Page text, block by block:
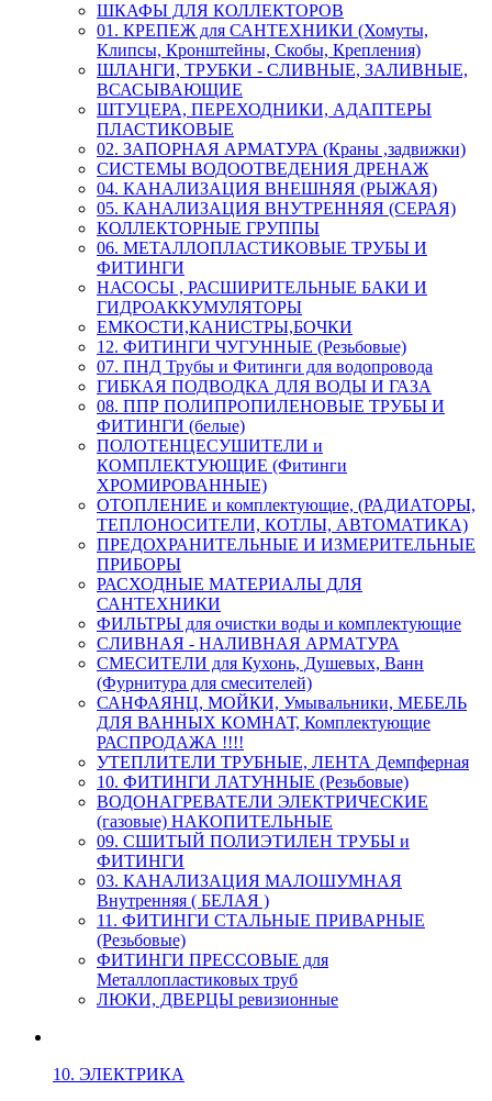
ШКАФЫ ДЛЯ КОЛЛЕКТОРОВ
01. КРЕПЕЖ для САНТЕХНИКИ (Хомуты,
Клипсы, Кронштейны, Скобы, Крепления)
ШЛАНГИ, ТРУБКИ - СЛИВНЫЕ, ЗАЛИВНЫЕ,
ВСАСЫВАЮЩИЕ
ШТУЦЕРА, ПЕРЕХОДНИКИ, АДАПТЕРЫ
ПЛАСТИКОВЫЕ
02. ЗАПОРНАЯ АРМАТУРА (Краны ,задвижки)
СИСТЕМЫ ВОДООТВЕДЕНИЯ ДРЕНАЖ
04. КАНАЛИЗАЦИЯ ВНЕШНЯЯ (РЫЖАЯ)
05. КАНАЛИЗАЦИЯ ВНУТРЕННЯЯ (СЕРАЯ)
КОЛЛЕКТОРНЫЕ ГРУППЫ
06. МЕТАЛЛОПЛАСТИКОВЫЕ ТРУБЫ И
ФИТИНГИ
НАСОСЫ , РАСШИРИТЕЛЬНЫЕ БАКИ И
ГИДРОАККУМУЛЯТОРЫ
ЕМКОСТИ,КАНИСТРЫ,БОЧКИ
12. ФИТИНГИ ЧУГУННЫЕ (Резьбовые)
07. ПНД Трубы и Фитинги для водопровода
ГИБКАЯ ПОДВОДКА ДЛЯ ВОДЫ И ГАЗА
08. ППР ПОЛИПРОПИЛЕНОВЫЕ ТРУБЫ И
ФИТИНГИ (белые)
ПОЛОТЕНЦЕСУШИТЕЛИ и
КОМПЛЕКТУЮЩИЕ (Фитинги
ХРОМИРОВАННЫЕ)
ОТОПЛЕНИЕ и комплектующие, (РАДИАТОРЫ,
ТЕПЛОНОСИТЕЛИ, КОТЛЫ, АВТОМАТИКА)
ПРЕДОХРАНИТЕЛЬНЫЕ И ИЗМЕРИТЕЛЬНЫЕ
ПРИБОРЫ
РАСХОДНЫЕ МАТЕРИАЛЫ ДЛЯ
САНТЕХНИКИ
ФИЛЬТРЫ для очистки воды и комплектующие
СЛИВНАЯ - НАЛИВНАЯ АРМАТУРА
СМЕСИТЕЛИ для Кухонь, Душевых, Ванн
(Фурнитура для смесителей)
САНФАЯНЦ, МОЙКИ, Умывальники, МЕБЕЛЬ
ДЛЯ ВАННЫХ КОМНАТ, Комплектующие
РАСПРОДАЖА !!!!
УТЕПЛИТЕЛИ ТРУБНЫЕ, ЛЕНТА Демпферная
10. ФИТИНГИ ЛАТУННЫЕ (Резьбовые)
ВОДОНАГРЕВАТЕЛИ ЭЛЕКТРИЧЕСКИЕ
(газовые) НАКОПИТЕЛЬНЫЕ
09. СШИТЫЙ ПОЛИЭТИЛЕН ТРУБЫ и
ФИТИНГИ
03. КАНАЛИЗАЦИЯ МАЛОШУМНАЯ
Внутренняя ( БЕЛАЯ )
11. ФИТИНГИ СТАЛЬНЫЕ ПРИВАРНЫЕ
(Резьбовые)
ФИТИНГИ ПРЕССОВЫЕ для
Металлопластиковых труб
ЛЮКИ, ДВЕРЦЫ ревизионные
10. ЭЛЕКТРИКА